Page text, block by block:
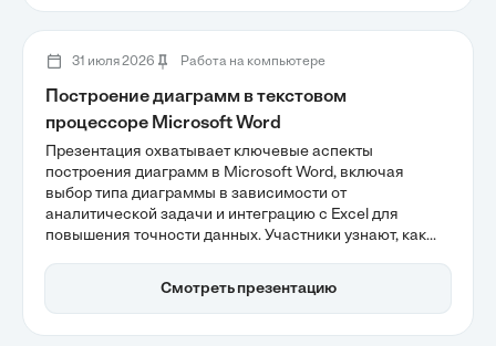
31 июля 2026 Работа на компьютере
Построение диаграмм в текстовом
процессоре Microsoft Word
Презентация охватывает ключевые аспекты
построения диаграмм в Microsoft Word, включая
выбор типа диаграммы в зависимости от
аналитической задачи и интеграцию с Excel для
повышения точности данных. Участники узнают, как
анализировать информацию и улучшает восприятие
отчетов. Эти навыки позволяют создавать
Смотреть презентацию